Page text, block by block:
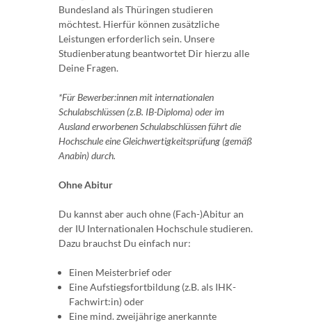
Bundesland als Thüringen studieren
möchtest. Hierfür können zusätzliche
Leistungen erforderlich sein. Unsere
Studienberatung beantwortet Dir hierzu alle
Deine Fragen.
*Für Bewerber:innen mit internationalen
Schulabschlüssen (z.B. IB-Diploma) oder im
Ausland erworbenen Schulabschlüssen führt die
Hochschule eine Gleichwertigkeitsprüfung (gemäß
Anabin) durch.
Ohne Abitur
Du kannst aber auch ohne (Fach-)Abitur an
der IU Internationalen Hochschule studieren.
Dazu brauchst Du einfach nur:
Einen Meisterbrief oder
Eine Aufstiegsfortbildung (z.B. als IHK-
Fachwirt:in) oder
Eine mind. zweijährige anerkannte